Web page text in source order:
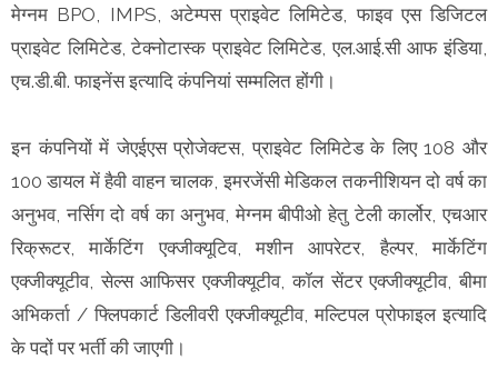
मेग्नम BPO, IMPS, अटेम्पस प्राइवेट लिमिटेड, फाइव एस डिजिटल
प्राइवेट लिमिटेड, टेक्नोटास्क प्राइवेट लिमिटेड, एल.आई.सी आफ इंडिया,
एच.डी.बी. फाइनेंस इत्यादि कंपनियां सम्मलित होंगी।
इन कंपनियों में जेएईएस प्रोजेक्टस, प्राइवेट लिमिटेड के लिए 108 और
100 डायल में हैवी वाहन चालक, इमरजेंसी मेडिकल तकनीशियन दो वर्ष का
अनुभव, नर्सिग दो वर्ष का अनुभव, मेग्नम बीपीओ हेतु टेली कार्लोर, एचआर
रिक्रूटर, मार्केटिंग एक्जीक्यूटिव, मशीन आपरेटर, हैल्पर, मार्केटिंग
एक्जीक्यूटीव, सेल्स आफिसर एक्जीक्यूटीव, कॉल सेंटर एक्जीक्यूटीव, बीमा
अभिकर्ता / फ्लिपकार्ट डिलीवरी एक्जीक्यूटीव, मल्टिपल प्रोफाइल इत्यादि
के पदों पर भर्ती की जाएगी।